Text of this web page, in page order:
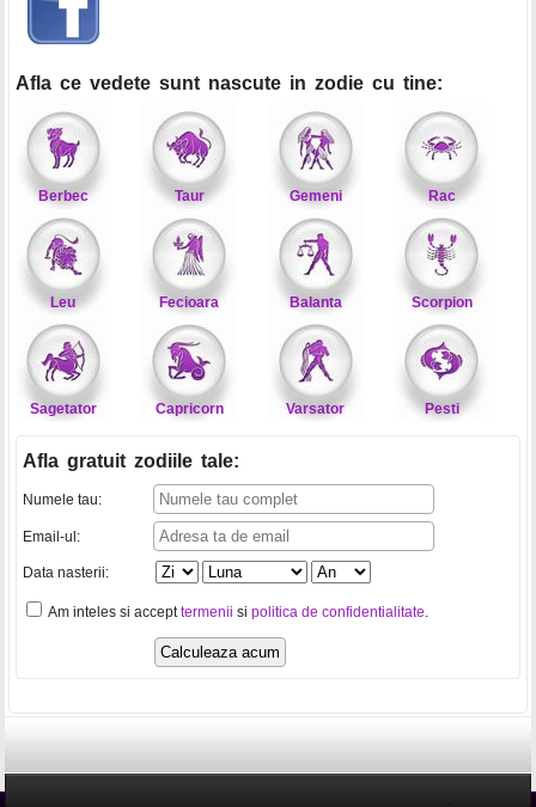
Afla ce vedete sunt nascute in zodie cu tine:
Berbec Taur Gemeni Rac
Leu Fecioara Balanta Scorpion
Sagetator Capricorn Varsator Pesti
Afla gratuit zodiile tale:
Numele tau:
Email-ul:
Data nasterii:
Am inteles si accepttermenii si politica de confidentialitate.